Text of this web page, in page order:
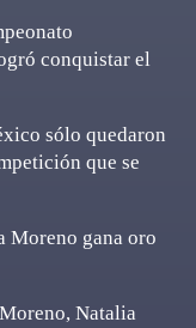
conquistar el
sólo quedaron
que se
Moreno gana oro
Natalia